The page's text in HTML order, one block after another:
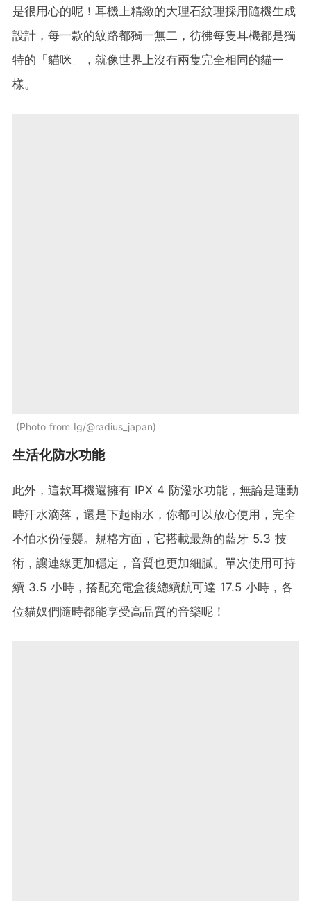
是很用心的呢！耳機上精緻的大理石紋理採用隨機生成
設計，每一款的紋路都獨一無二，彷彿每隻耳機都是獨
特的「貓咪」，就像世界上沒有兩隻完全相同的貓一
樣。
Photo from Ig/@radius_japan
生活化防水功能
此外，這款耳機還擁有 IPX 4 防潑水功能，無論是運動
時汗水滴落，還是下起雨水，你都可以放心使用，完全
不怕水份侵襲。規格方面，它搭載最新的藍牙 5.3 技
術，讓連線更加穩定，音質也更加細膩。單次使用可持
續 3.5 小時，搭配充電盒後總續航可達 17.5 小時，各
位貓奴們隨時都能享受高品質的音樂呢！